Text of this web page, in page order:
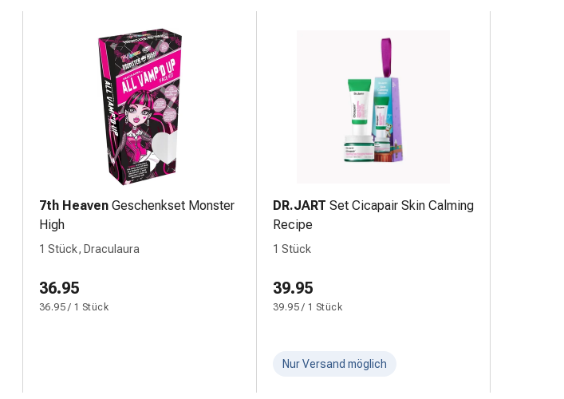
7th Heaven Geschenkset Monster
High
1 Stück, Draculaura
36.95
36.95 / 1 Stück
DR.JART Set Cicapair Skin Calming
Recipe
1 Stück
39.95
39.95 / 1 Stück
Nur Versand möglich